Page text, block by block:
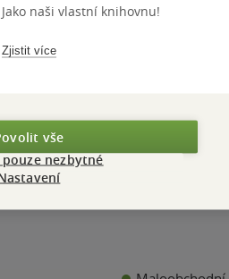
z
naši vlastní knihovnu!
Zjistit více
vše
nezbytné